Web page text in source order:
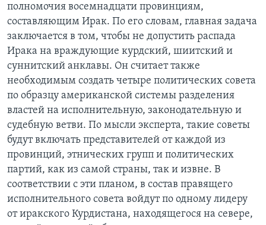
полномочия восемнадцати провинциям,
составляющим Ирак. По его словам, главная задача
заключается в том, чтобы не допустить распада
Ирака на враждующие курдский, шиитский и
суннитский анклавы. Он считает также
необходимым создать четыре политических совета
по образцу американской системы разделения
властей на исполнительную, законодательную и
судебную ветви. По мысли эксперта, такие советы
будут включать представителей от каждой из
провинций, этнических групп и политических
партий, как из самой страны, так и извне. В
соответствии с эти планом, в состав правящего
исполнительного совета войдут по одному лидеру
от иракского Курдистана, находящегося на севере,